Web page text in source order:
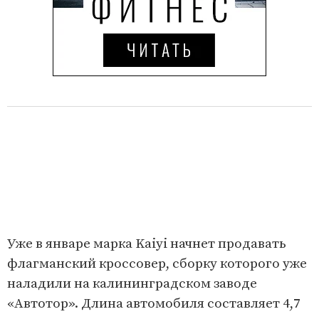
Уже в январе марка Kaiyi начнет продавать
флагманский кроссовер, сборку которого уже
наладили на калининградском заводе
«Автотор». Длина автомобиля составляет 4,7